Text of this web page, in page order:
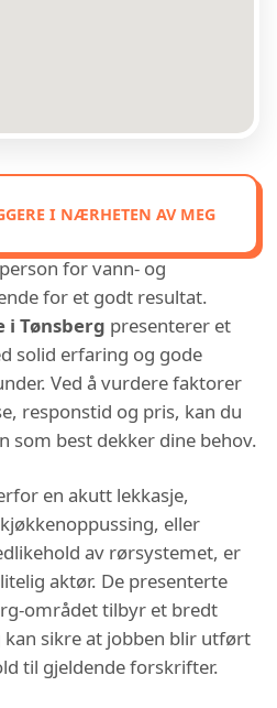
I NÆRHETEN AV MEG
for vann- og
for et godt resultat.
i Tønsberg presenterer et
solid erfaring og gode
Ved å vurdere faktorer
responstid og pris, kan du
som best dekker dine behov.
en akutt lekkasje,
eller
av rørsystemet, er
aktør. De presenterte
området tilbyr et bredt
sikre at jobben blir utført
til gjeldende forskrifter.